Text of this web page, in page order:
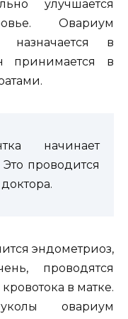
улучшается
Овариум
в
принимается в
начинает
Это проводится
эндометриоз,
проводятся
в матке.
овариум